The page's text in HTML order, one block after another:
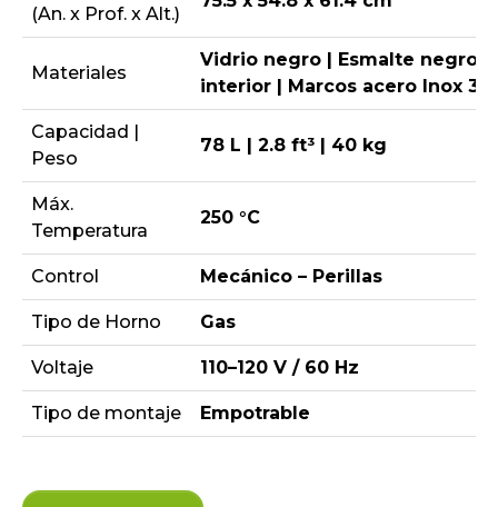
(An. x Prof. x Alt.)
Materiales
Vidrio negro | Esmalte negro
interior | Marcos acero Inox
Capacidad |
Peso
78 L | 2.8 ft³ | 40 kg
Máx.
Temperatura
250 °C
Control Mecánico – Perillas
Tipo de Horno Gas
Voltaje 110–120 V / 60 Hz
Tipo de montaje Empotrable